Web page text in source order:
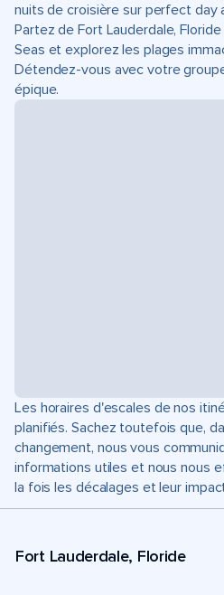
nuits de croisière sur perfect day
Partez de Fort Lauderdale,
Seas et explorez les plages
Détendez-vous avec votre
épique.
Les horaires d'escales de nos
planifiés. Sachez toutefois que,
changement, nous vous
informations utiles et nous nous
la fois les décalages et leur
Fort Lauderdale, Floride